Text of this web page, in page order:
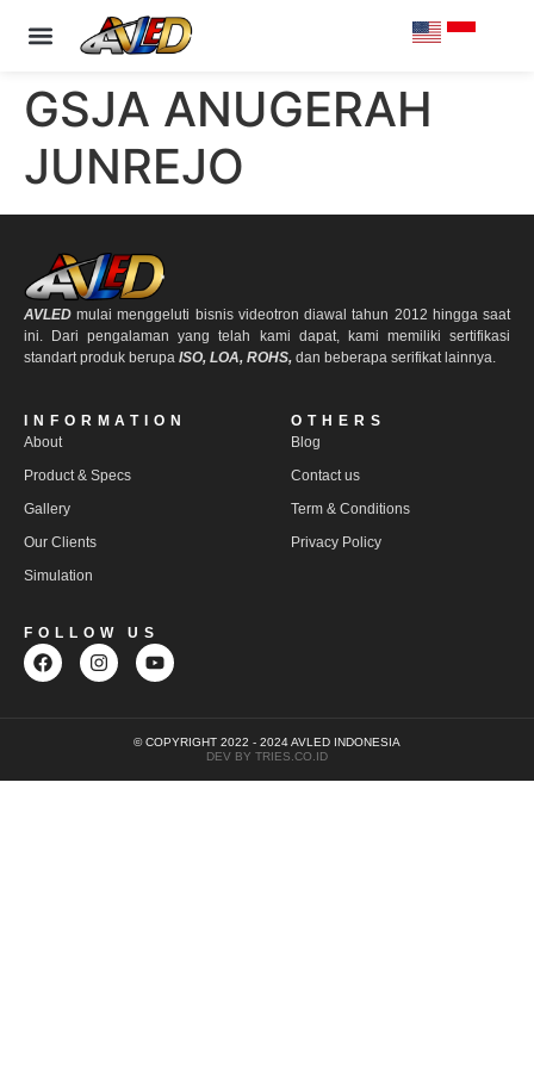
GSJA ANUGERAH
JUNREJO
AVLED mulai menggeluti bisnis videotron diawal tahun 2012 hingga saat
ini. Dari pengalaman yang telah kami dapat, kami memiliki sertifikasi
standart produk berupa ISO, LOA, ROHS, dan beberapa serifikat lainnya.
INFORMATION
About
Product & Specs
Gallery
Our Clients
Simulation
OTHERS
Blog
Contact us
Term & Conditions
Privacy Policy
FOLLOW US
© COPYRIGHT 2022 - 2024 AVLED INDONESIA
DEV BY TRIES.CO.ID